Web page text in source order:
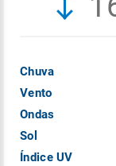
Chuva
Vento
Ondas
Sol
Índice UV